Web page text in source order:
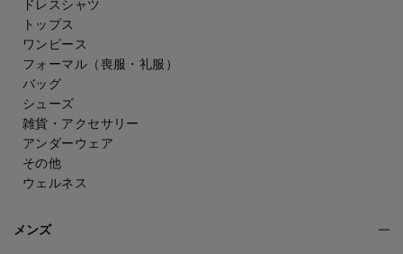
ドレスシャツ
トップス
ワンピース
フォーマル（喪服・礼服）
バッグ
シューズ
雑貨・アクセサリー
アンダーウェア
その他
ウェルネス
メンズ